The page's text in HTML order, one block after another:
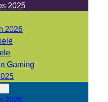
2025
2026
Gaming
2026